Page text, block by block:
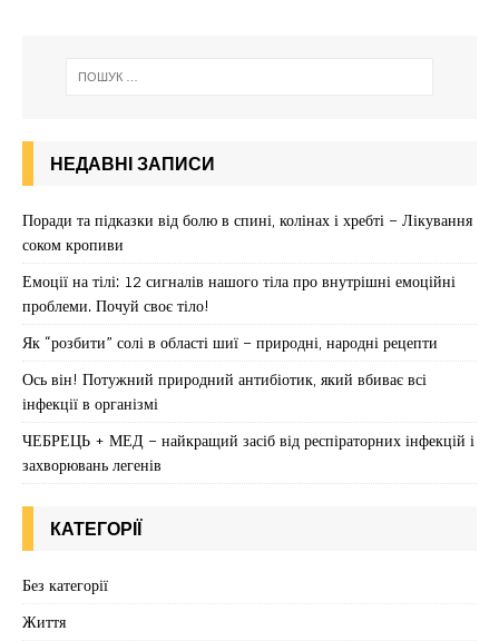
НЕДАВНІ ЗАПИСИ
Поради та підказки від болю в спині, колінах і хребті – Лікування
соком кропиви
Емоції на тілі: 12 сигналів нашого тіла про внутрішні емоційні
проблеми. Почуй своє тіло!
Як “розбити” солі в області шиї – природні, народні рецепти
Ось він! Потужний природний антибіотик, який вбиває всі
інфекції в організмі
ЧЕБРЕЦЬ + МЕД – найкращий засіб від респіраторних інфекцій і
захворювань легенів
КАТЕГОРІЇ
Без категорії
Життя